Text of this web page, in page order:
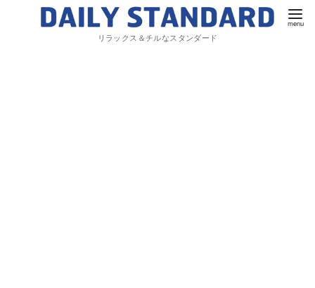
リラックス＆チルなスタンダード